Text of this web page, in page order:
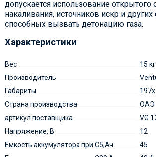
допускается использование открытого
накаливания, источников искр и других
способных вызвать детонацию газа.
Характеристики
Вес
15 кг
Производитель
Габариты
Страна производства
ОАЭ
артикул поставщика
VG
Напряжение, В
12
Емкость аккумулятора при С5,Ач
45